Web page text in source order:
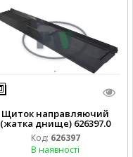
Щиток направляючий
(жатка днище) 626397.0
Код: 626397
В наявності